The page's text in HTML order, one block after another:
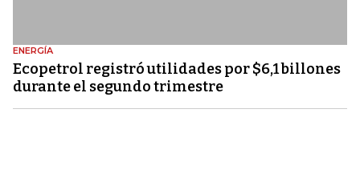
ENERGÍA
Ecopetrol registró utilidades por $6,1 billones
durante el segundo trimestre